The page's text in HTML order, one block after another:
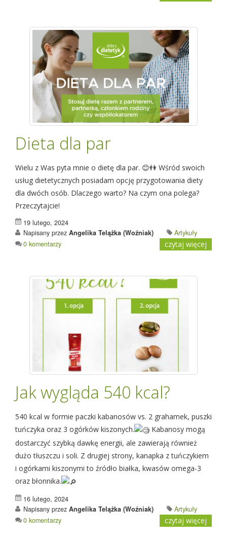
Dieta dla par
Wielu z Was pyta mnie o dietę dla par. 😊👫 Wśród swoich
usług dietetycznych posiadam opcję przygotowania diety
dla dwóch osób. Dlaczego warto? Na czym ona polega?
Przeczytajcie!
19 lutego, 2024
Napisany przez Angelika Telążka (Woźniak)
Artykuły
0 komentarzy
czytaj więcej
Jak wygląda 540 kcal?
540 kcal w formie paczki kabanosów vs. 2 grahamek, puszki
tuńczyka oraz 3 ogórków kiszonych.
Kabanosy mogą
dostarczyć szybką dawkę energii, ale zawierają również
dużo tłuszczu i soli. Z drugiej strony, kanapka z tuńczykiem
i ogórkami kiszonymi to źródło białka, kwasów omega-3
oraz błonnika.
16 lutego, 2024
Napisany przez Angelika Telążka (Woźniak)
Artykuły
0 komentarzy
czytaj więcej